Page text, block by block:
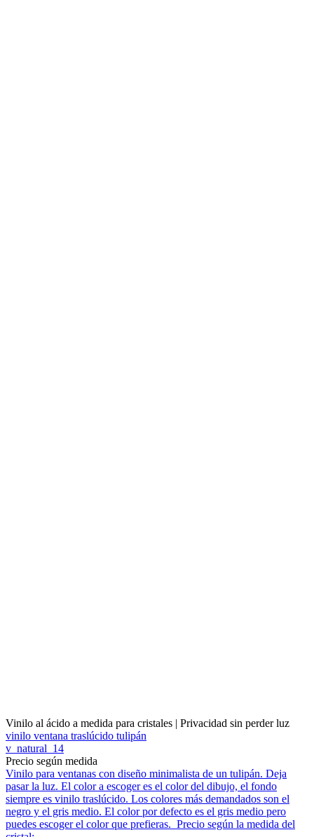
Vinilo al ácido a medida para cristales | Privacidad sin perder luz
vinilo ventana traslúcido tulipán
v_natural_14
Precio según medida
Vinilo para ventanas con diseño minimalista de un tulipán. Deja
pasar la luz. El color a escoger es el color del dibujo, el fondo
siempre es vinilo traslúcido. Los colores más demandados son el
negro y el gris medio. El color por defecto es el gris medio pero
puedes escoger el color que prefieras. Precio según la medida del